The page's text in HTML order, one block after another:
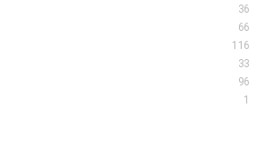
36
66
116
33
96
1